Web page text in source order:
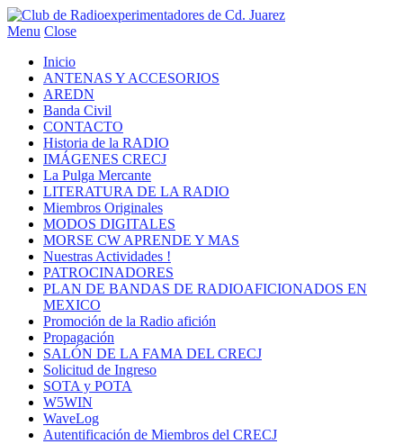
Menu Close
Inicio
ANTENAS Y ACCESORIOS
AREDN
Banda Civil
CONTACTO
Historia de la RADIO
IMÁGENES CRECJ
La Pulga Mercante
LITERATURA DE LA RADIO
Miembros Originales
MODOS DIGITALES
MORSE CW APRENDE Y MAS
Nuestras Actividades !
PATROCINADORES
PLAN DE BANDAS DE RADIOAFICIONADOS EN
MEXICO
Promoción de la Radio afición
Propagación
SALÓN DE LA FAMA DEL CRECJ
Solicitud de Ingreso
SOTA y POTA
W5WIN
WaveLog
Autentificación de Miembros del CRECJ